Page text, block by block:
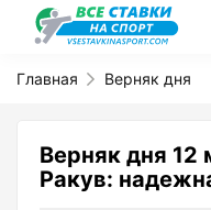
Главная Верняк дня
Верняк дня
Ракув: